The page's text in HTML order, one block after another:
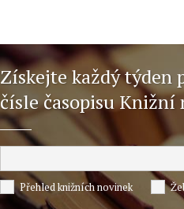
Získejte každý týden
čísle časopisu Knižní
Přehled knižních novinek